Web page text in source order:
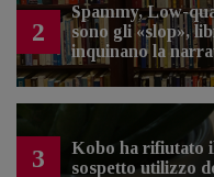
2
Spammy, Low-
sono gli «slop»,
inquinano la
3
Kobo ha rifiutato
sospetto utilizzo